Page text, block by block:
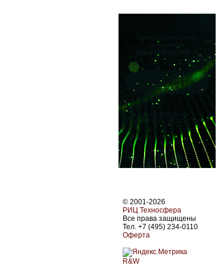
© 2001-2026
РИЦ Техносфера
Все права защищены
Тел. +7 (495) 234-0110
Оферта
R&W